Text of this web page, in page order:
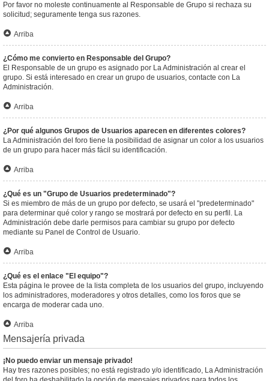
Por favor no moleste continuamente al Responsable de Grupo si rechaza su
solicitud; seguramente tenga sus razones.
Arriba
¿Cómo me convierto en Responsable del Grupo?
El Responsable de un grupo es asignado por La Administración al crear el
grupo. Si está interesado en crear un grupo de usuarios, contacte con La
Administración.
Arriba
¿Por qué algunos Grupos de Usuarios aparecen en diferentes colores?
La Administración del foro tiene la posibilidad de asignar un color a los usuarios
de un grupo para hacer más fácil su identificación.
Arriba
¿Qué es un "Grupo de Usuarios predeterminado"?
Si es miembro de más de un grupo por defecto, se usará el "predeterminado"
para determinar qué color y rango se mostrará por defecto en su perfil. La
Administración debe darle permisos para cambiar su grupo por defecto
mediante su Panel de Control de Usuario.
Arriba
¿Qué es el enlace "El equipo"?
Esta página le provee de la lista completa de los usuarios del grupo, incluyendo
los administradores, moderadores y otros detalles, como los foros que se
encarga de moderar cada uno.
Arriba
Mensajería privada
¡No puedo enviar un mensaje privado!
Hay tres razones posibles; no está registrado y/o identificado, La Administración